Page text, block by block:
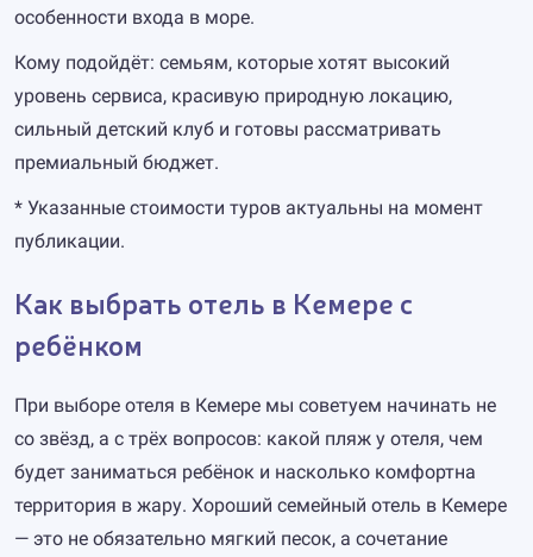
особенности входа в море.
Кому подойдёт: семьям, которые хотят высокий
уровень сервиса, красивую природную локацию,
сильный детский клуб и готовы рассматривать
премиальный бюджет.
* Указанные стоимости туров актуальны на момент
публикации.
Как выбрать отель в Кемере с
ребёнком
При выборе отеля в Кемере мы советуем начинать не
со звёзд, а с трёх вопросов: какой пляж у отеля, чем
будет заниматься ребёнок и насколько комфортна
территория в жару. Хороший семейный отель в Кемере
— это не обязательно мягкий песок, а сочетание